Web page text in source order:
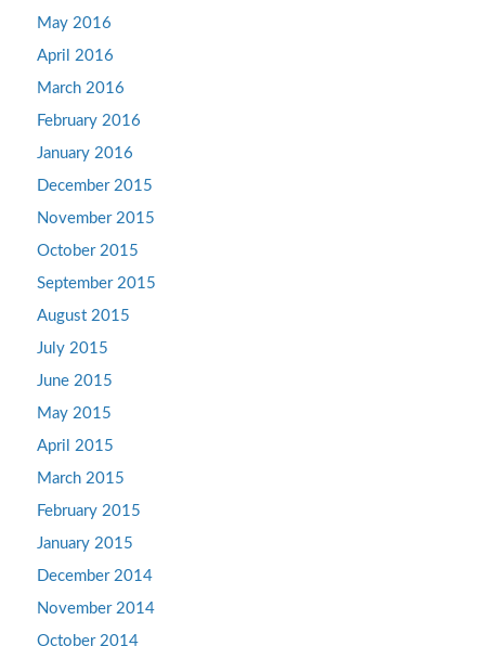
May 2016
April 2016
March 2016
February 2016
January 2016
December 2015
November 2015
October 2015
September 2015
August 2015
July 2015
June 2015
May 2015
April 2015
March 2015
February 2015
January 2015
December 2014
November 2014
October 2014